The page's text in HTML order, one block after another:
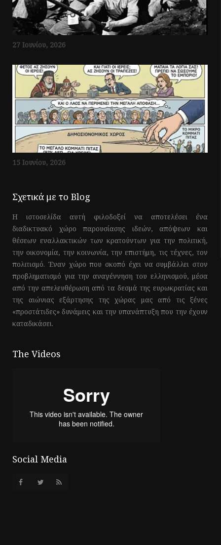
27 Ιουνίου, 2026
15 Ιουνίου, 2026
Σχετικά με το Blog
Η ιστοσελίδα αυτή φιλοδοξεί να αποτελέσει ένα
διαδικτυακό χώρο παρουσίασης ιδεών, απόψεων και
θέσεων εναλλακτικών των κρατούντων για την πολιτική,
την οικονομία, την κοινωνία, την επιστήμη, τις τέχνες, τον
πολιτισμό. Έναν χώρο που σκοπό έχει να συμβάλλει στον
προβληματισμό για την αναγέννηση του ελληνισμού, μέσα
από την απελευθέρωση από τα δεσμά της ευρωκρατίας και
της αιώνιας εξάρτησης της χώρας μας από τις ξένες
«προστάτιδες» δυνάμεις και την υπανάπτυξη που την έχουν
καταδικάσει.
The Videos
Social Media